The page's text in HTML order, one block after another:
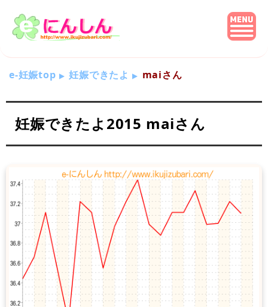
e-妊娠top 妊娠できたよ maiさん
妊娠できたよ2015 maiさん